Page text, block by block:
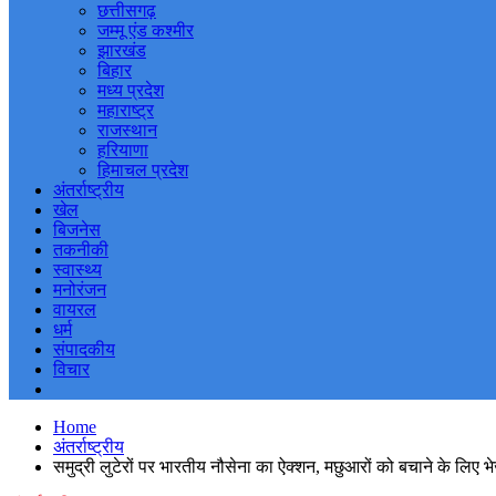
छत्तीसगढ़
जम्मू एंड कश्मीर
झारखंड
बिहार
मध्य प्रदेश
महाराष्ट्र
राजस्थान
हरियाणा
हिमाचल प्रदेश
अंतर्राष्ट्रीय
खेल
बिजनेस
तकनीकी
स्वास्थ्य
मनोरंजन
वायरल
धर्म
संपादकीय
विचार
Home
अंतर्राष्ट्रीय
समुद्री लुटेरों पर भारतीय नौसेना का ऐक्शन, मछुआरों को बचाने के लिए